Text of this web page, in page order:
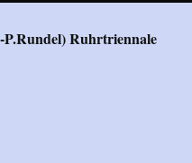
P.Rundel) Ruhrtriennale